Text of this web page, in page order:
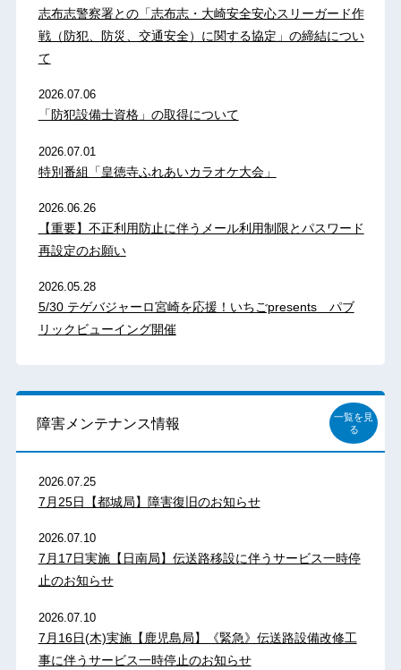
志布志警察署との「志布志・大崎安全安心スリーガード作
戦（防犯、防災、交通安全）に関する協定」の締結につい
て
2026.07.06
「防犯設備士資格」の取得について
2026.07.01
特別番組「皇徳寺ふれあいカラオケ大会」
2026.06.26
【重要】不正利用防止に伴うメール利用制限とパスワード
再設定のお願い
2026.05.28
5/30 テゲバジャーロ宮崎を応援！いちごpresents パブ
リックビューイング開催
障害メンテナンス情報
一覧を見
る
2026.07.25
7月25日【都城局】障害復旧のお知らせ
2026.07.10
7月17日実施【日南局】伝送路移設に伴うサービス一時停
止のお知らせ
2026.07.10
7月16日(木)実施【鹿児島局】《緊急》伝送路設備改修工
事に伴うサービス一時停止のお知らせ